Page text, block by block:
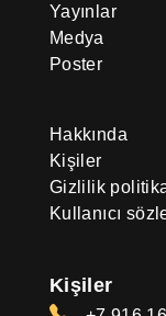
Yayınlar
Medya
Poster
Hakkında
Kişiler
Gizlilik
Kullanıcı
Kişiler